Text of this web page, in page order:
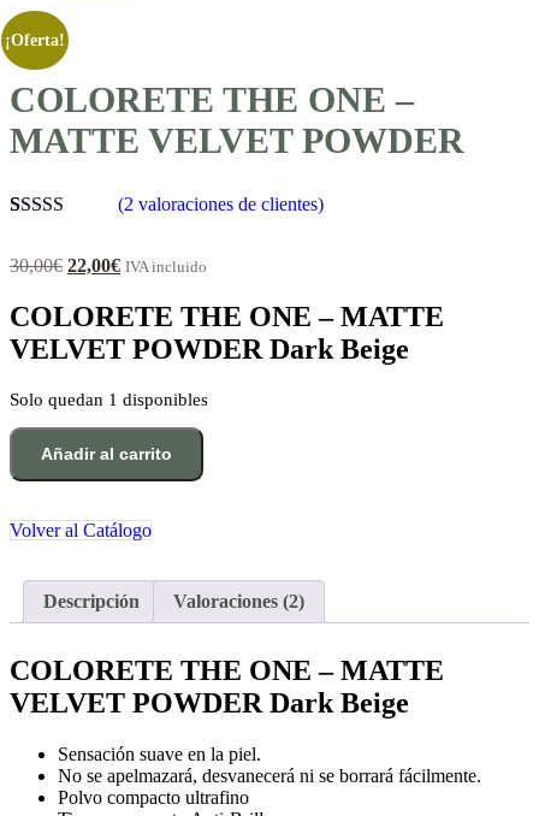
¡Oferta!
COLORETE THE ONE –
MATTE VELVET POWDER
base a
de clientes
(2 valoraciones de clientes)
30,00€ El
original
era:
30,00€.
22,00€El
actual
es:
22,00€.
IVA incluido
COLORETE THE ONE – MATTE
VELVET POWDER Dark Beige
Solo quedan 1 disponibles
COLORETE
THE
ONE
MATTE
VELVET
cantidad
Añadir al carrito
Volver al Catálogo
Descripción Valoraciones (2)
COLORETE THE ONE – MATTE
VELVET POWDER Dark Beige
Sensación suave en la piel.
No se apelmazará, desvanecerá ni se borrará fácilmente.
Polvo compacto ultrafino